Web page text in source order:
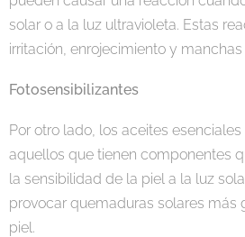
solar o a la luz ultravioleta. Estas
irritación, enrojecimiento y manchas
Fotosensibilizantes ⚠️
Por otro lado, los aceites
aquellos que tienen componentes
la sensibilidad de la piel a la luz
provocar quemaduras solares más
piel.